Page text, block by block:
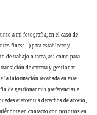
a mi fotografía, en el caso de
fines: 1) para establecer y
de trabajo o tarea, así como para
de carrera y gestionar
información recabada en este
de gestionar mis preferencias e
ejercer tus derechos de acceso,
en contacto con nosotros en